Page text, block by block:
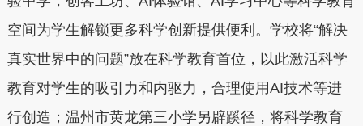
空间为学生解锁更多科学创新提供便利。学校将“解决
真实世界中的问题”放在科学教育首位，以此激活科学
教育对学生的吸引力和内驱力，合理使用AI技术等进
行创造；温州市黄龙第三小学另辟蹊径，将科学教育